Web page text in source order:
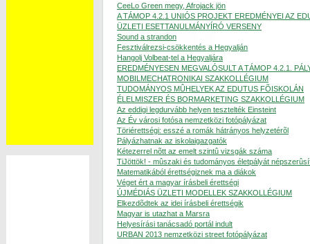
CeeLo Green megy, Afrojack jön
A TÁMOP 4.2.1 UNIÓS PROJEKT EREDMÉNYEI AZ
ÜZLETI ESETTANULMÁNYÍRÓ VERSENY
Sound a strandon
Fesztiválrezsi-csökkentés a Hegyalján
Hangolj Volbeat-tel a Hegyaljára
EREDMÉNYESEN MEGVALÓSULT A TÁMOP 4.2.1.
MOBILMECHATRONIKAI SZAKKOLLÉGIUM
TUDOMÁNYOS MÛHELYEK AZ EDUTUS FÕISKOLÁN
ÉLELMISZER ÉS BORMARKETING SZAKKOLLÉGIUM
Az eddigi legdurvább helyen tesztelték Einsteint
Az Év városi fotósa nemzetközi fotópályázat
Töriérettségi: esszé a romák hátrányos helyzetérõl
Pályázhatnak az iskolaigazgatók
Kétezerrel nõtt az emelt szintû vizsgák száma
TiJöttök! - mûszaki és tudományos életpályát
Matematikából érettségiznek ma a diákok
Véget ért a magyar írásbeli érettségi
ÚJMÉDIÁS ÜZLETI MODELLEK SZAKKOLLÉGIUM
Elkezdõdtek az idei írásbeli érettségik
Magyar is utazhat a Marsra
Helyesírási tanácsadó portál indult
URBAN 2013 nemzetközi street fotópályázat